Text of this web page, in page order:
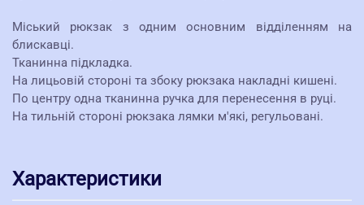
Міський рюкзак з одним основним відділенням на
блискавці.
Тканинна підкладка.
На лицьовій стороні та збоку рюкзака накладні кишені.
По центру одна тканинна ручка для перенесення в руці.
На тильній стороні рюкзака лямки м'які, регульовані.
Характеристики